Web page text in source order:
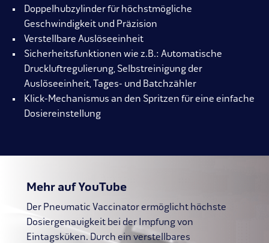
Doppelhubzylinder für höchstmögliche
Geschwindigkeit und Präzision
Verstellbare Auslöseeinheit
Sicherheitsfunktionen wie z.B.: Automatische
Druckluftregulierung, Selbstreinigung der
Auslöseeinheit, Tages- und Batchzähler
Klick-Mechanismus an den Spritzen für eine einfache
Dosiereinstellung
Mehr auf YouTube
Der Pneumatic Vaccinator ermöglicht höchste
Dosiergenauigkeit bei der Impfung von
Eintagsküken. Durch ein verstellbares